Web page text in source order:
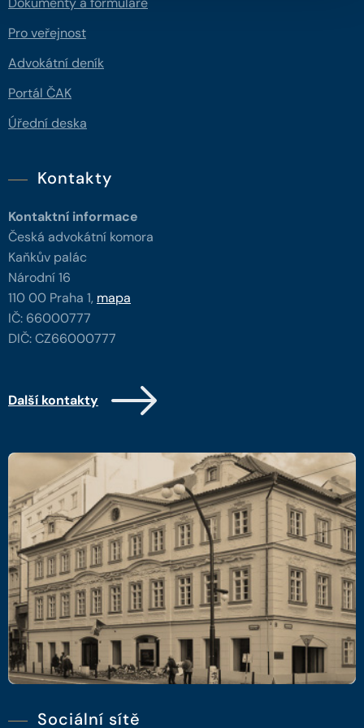
Pro veřejnost
Advokátní deník
Portál ČAK
Úřední deska
Kontakty
Kontaktní informace
Česká advokátní komora
Kaňkův palác
Národní 16
110 00 Praha 1, mapa
IČ: 66000777
DIČ: CZ66000777
Další kontakty
Sociální sítě